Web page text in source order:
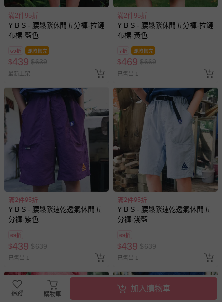
滿2件95折
Y B S - 腰鬆緊休閒五分褲-拉鏈
布標-藍色
69折 即將售完
$439 $639
最新上架
滿2件95折
Y B S - 腰鬆緊休閒五分褲-拉鏈
布標-黃色
7折 即將售完
$469 $669
已售出 1
滿2件95折
Y B S - 腰鬆緊速乾透氣休閒五
分褲-紫色
69折
$439 $639
已售出 1
滿2件95折
Y B S - 腰鬆緊速乾透氣休閒五
分褲-淺藍
69折
$439 $639
已售出 1
追蹤 購物車
加入購物車